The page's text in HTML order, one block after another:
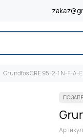
Grundfos CRE 95-2-1 N-F-A-